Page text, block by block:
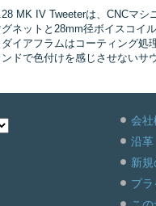
MK IV Tweeterは、CNCマ
ネットと28mm径ボイスコイ
イアフラムはコーティング
ドで色付けを感じさせないサ
会社
沿革
新
プ